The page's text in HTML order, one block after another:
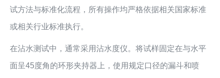
试方法与标准化流程，所有操作均严格依据相关国家标准
或相关行业标准执行。
在沾水测试中，通常采用沾水度仪。将试样固定在与水平
面呈45度角的环形夹持器上，使用规定口径的漏斗和喷